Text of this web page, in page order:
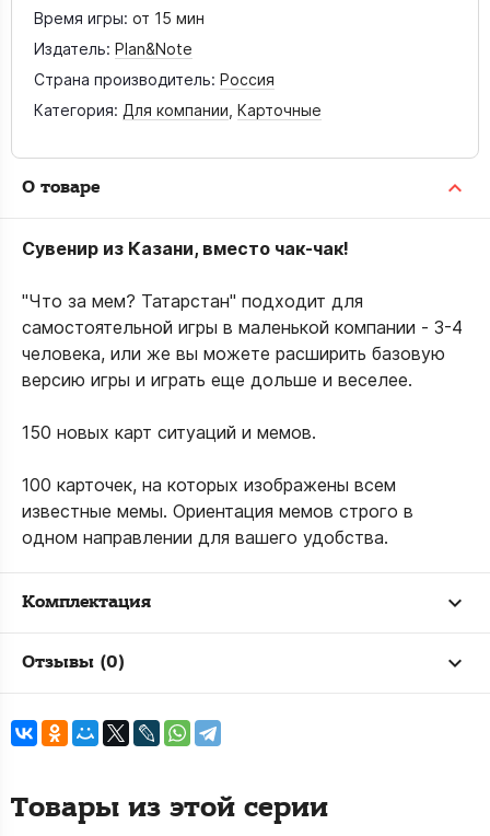
Время игры: от 15 мин
Издатель: Plan&Note
Страна производитель: Россия
Категория: Для компании Карточные
О товаре
Сувенир из Казани, вместо чак-чак!
"Что за мем? Татарстан" подходит для
самостоятельной игры в маленькой компании - 3-4
человека, или же вы можете расширить базовую
версию игры и играть еще дольше и веселее.
150 новых карт ситуаций и мемов.
100 карточек, на которых изображены всем
известные мемы. Ориентация мемов строго в
одном направлении для вашего удобства.
Комплектация
Отзывы (0)
Товары из этой серии